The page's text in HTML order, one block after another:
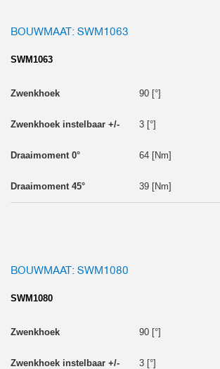
BOUWMAAT: SWM1063
SWM1063
90 [°]
3 [°]
64 [Nm]
39 [Nm]
BOUWMAAT: SWM1080
SWM1080
90 [°]
3 [°]